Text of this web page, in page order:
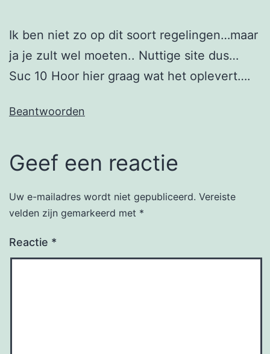
Ik ben niet zo op dit soort regelingen…maar
ja je zult wel moeten.. Nuttige site dus…
Suc 10 Hoor hier graag wat het oplevert….
Beantwoorden
Geef een reactie
Uw e-mailadres wordt niet gepubliceerd. Vereiste
velden zijn gemarkeerd met *
Reactie *